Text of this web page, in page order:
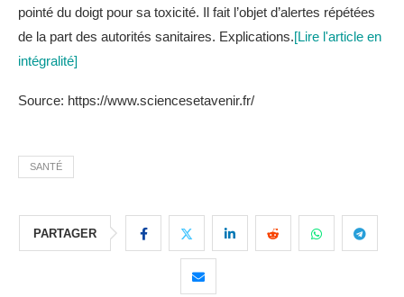
pointé du doigt pour sa toxicité. Il fait l’objet d’alertes répétées
de la part des autorités sanitaires. Explications.[Lire l'article en
intégralité]
Source: https://www.sciencesetavenir.fr/
SANTÉ
PARTAGER